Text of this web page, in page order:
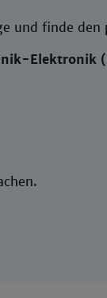
und finde den
Elektronik